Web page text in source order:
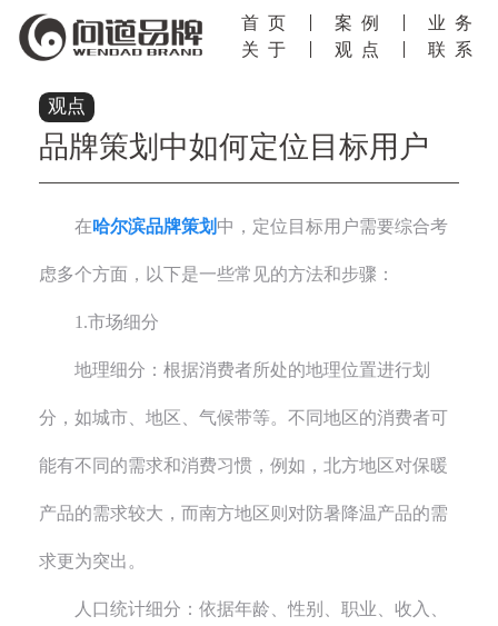
首页 案例
业务
关于
观点 联系
观点
品牌策划中如何定位目标用户
在哈尔滨品牌策划 中，定位目标用户需要综合考
虑多个方面，以下是一些常见的方法和步骤：
1.市场细分
地理细分：根据消费者所处的地理位置进行划
分，如城市、地区、气候带等。不同地区的消费者可
能有不同的需求和消费习惯，例如，北方地区对保暖
产品的需求较大，而南方地区则对防暑降温产品的需
求更为突出。
人口统计细分：依据年龄、性别、职业、收入、